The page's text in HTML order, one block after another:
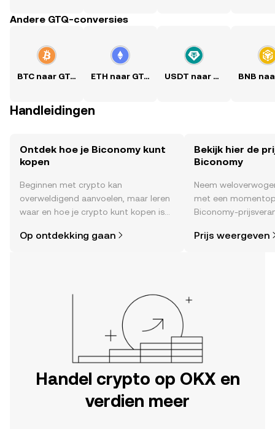
Andere GTQ-conversies
BTC naar GTQ ETH naar GTQ USDT naar GTQ
Handleidingen
Ontdek hoe je Biconomy kunt
kopen
Beginnen met crypto kan
overweldigend aanvoelen, maar leren
waar en hoe je crypto kunt kopen is
reis op de mobiele app van OKX of
Op ontdekking gaan
Bekijk hier de
Biconomy
Neem
met een
Biconomy-
nieuws en meer.
Prijs weergeven
Handel crypto op OKX en
verdien meer